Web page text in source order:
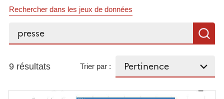
Rechercher dans les jeux de données
9 résultats Trier par :